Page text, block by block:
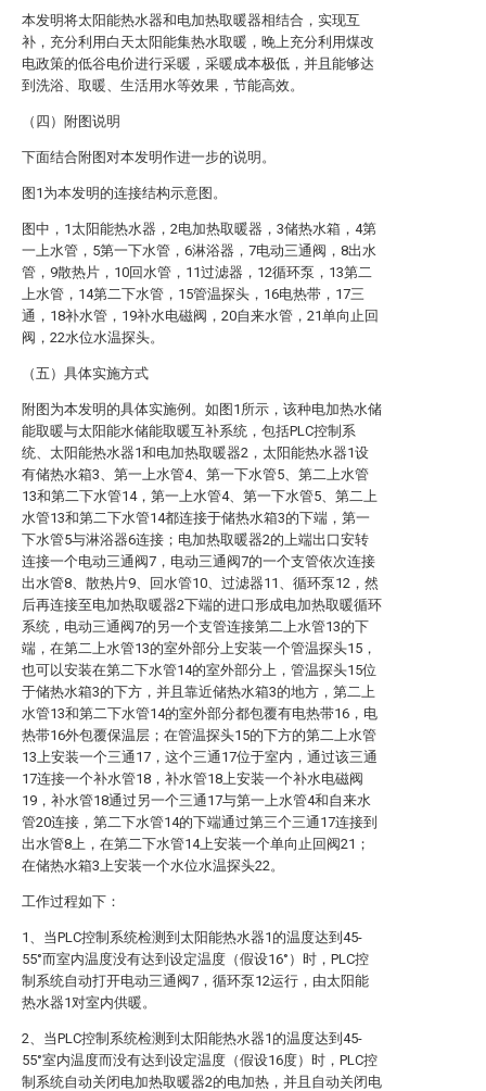
本发明将太阳能热水器和电加热取暖器相结合，实现互
补，充分利用白天太阳能集热水取暖，晚上充分利用煤改
电政策的低谷电价进行采暖，采暖成本极低，并且能够达
到洗浴、取暖、生活用水等效果，节能高效。
（四）附图说明
下面结合附图对本发明作进一步的说明。
图1为本发明的连接结构示意图。
图中，1太阳能热水器，2电加热取暖器，3储热水箱，4第
一上水管，5第一下水管，6淋浴器，7电动三通阀，8出水
管，9散热片，10回水管，11过滤器，12循环泵，13第二
上水管，14第二下水管，15管温探头，16电热带，17三
通，18补水管，19补水电磁阀，20自来水管，21单向止回
阀，22水位水温探头。
（五）具体实施方式
附图为本发明的具体实施例。如图1所示，该种电加热水储
能取暖与太阳能水储能取暖互补系统，包括PLC控制系
统、太阳能热水器1和电加热取暖器2，太阳能热水器1设
有储热水箱3、第一上水管4、第一下水管5、第二上水管
13和第二下水管14，第一上水管4、第一下水管5、第二上
水管13和第二下水管14都连接于储热水箱3的下端，第一
下水管5与淋浴器6连接；电加热取暖器2的上端出口安转
连接一个电动三通阀7，电动三通阀7的一个支管依次连接
出水管8、散热片9、回水管10、过滤器11、循环泵12，然
后再连接至电加热取暖器2下端的进口形成电加热取暖循环
系统，电动三通阀7的另一个支管连接第二上水管13的下
端，在第二上水管13的室外部分上安装一个管温探头15，
也可以安装在第二下水管14的室外部分上，管温探头15位
于储热水箱3的下方，并且靠近储热水箱3的地方，第二上
水管13和第二下水管14的室外部分都包覆有电热带16，电
热带16外包覆保温层；在管温探头15的下方的第二上水管
13上安装一个三通17，这个三通17位于室内，通过该三通
17连接一个补水管18，补水管18上安装一个补水电磁阀
19，补水管18通过另一个三通17与第一上水管4和自来水
管20连接，第二下水管14的下端通过第三个三通17连接到
出水管8上，在第二下水管14上安装一个单向止回阀21；
在储热水箱3上安装一个水位水温探头22。
工作过程如下：
1、当PLC控制系统检测到太阳能热水器1的温度达到45-
55°而室内温度没有达到设定温度（假设16°）时，PLC控
制系统自动打开电动三通阀7，循环泵12运行，由太阳能
热水器1对室内供暖。
2、当PLC控制系统检测到太阳能热水器1的温度达到45-
55°室内温度而没有达到设定温度（假设16度）时，PLC控
制系统自动关闭电加热取暖器2的电加热，并且自动关闭电